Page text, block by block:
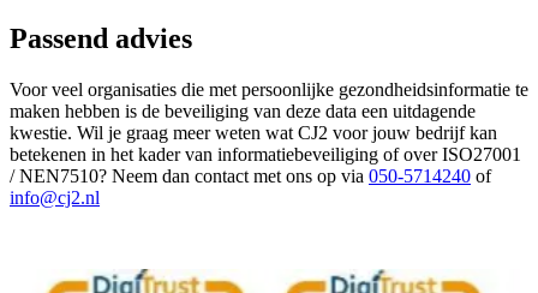
Passend advies
Voor veel organisaties die met persoonlijke gezondheidsinformatie te
maken hebben is de beveiliging van deze data een uitdagende
kwestie. Wil je graag meer weten wat CJ2 voor jouw bedrijf kan
betekenen in het kader van informatiebeveiliging of over ISO27001
/ NEN7510? Neem dan contact met ons op via 050-5714240 of
info@cj2.nl